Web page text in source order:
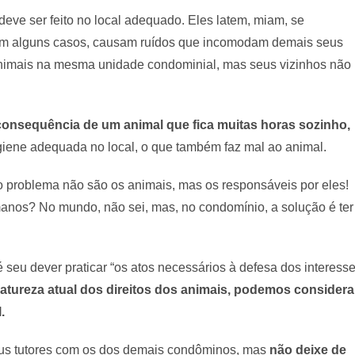
ser feito no local adequado. Eles latem, miam, se
alguns casos, causam ruídos que incomodam demais seus
na mesma unidade condominial, mas seus vizinhos não
de um animal que fica muitas horas sozinho,
adequada no local, o que também faz mal ao animal.
não são os animais, mas os responsáveis por eles!
No mundo, não sei, mas, no condomínio, a solução é ter
dever praticar “os atos necessários à defesa dos
atual dos direitos dos animais, podemos
tutores com os dos demais condôminos, mas não deixe de